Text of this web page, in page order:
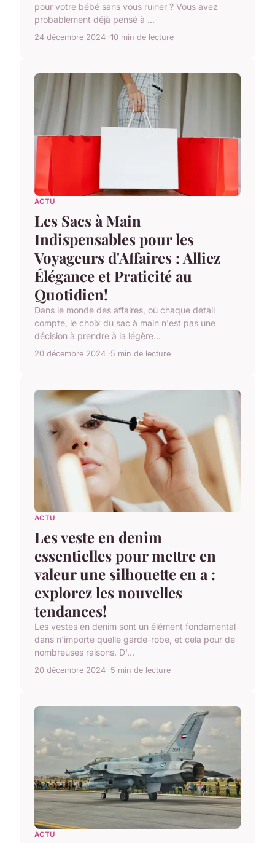
pour votre bébé sans vous ruiner ? Vous avez
probablement déjà pensé à ...
24 décembre 2024 10 min de lecture
ACTU
Les Sacs à Main
Indispensables pour les
Voyageurs d'Affaires : Alliez
Élégance et Praticité au
Quotidien!
Dans le monde des affaires, où chaque détail
compte, le choix du sac à main n'est pas une
décision à prendre à la légère...
20 décembre 2024 5 min de lecture
ACTU
Les veste en denim
essentielles pour mettre en
valeur une silhouette en a :
explorez les nouvelles
tendances!
Les vestes en denim sont un élément fondamental
dans n'importe quelle garde-robe, et cela pour de
nombreuses raisons. D'...
20 décembre 2024 5 min de lecture
ACTU